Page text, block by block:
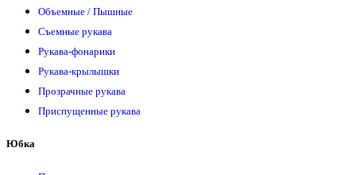
Объемные / Пышные
Съемные рукава
Рукава-фонарики
Рукава-крылышки
Прозрачные рукава
Приспущенные рукава
Юбка